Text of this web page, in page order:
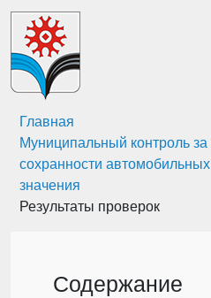
Главная
Муниципальный контроль
сохранности
значения
Результаты проверок
Содержание